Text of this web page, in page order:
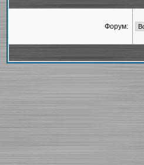
Форум: